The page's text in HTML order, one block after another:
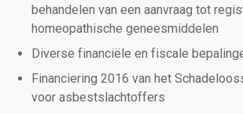
behandelen van een aanvraag tot
homeopathische geneesmiddelen
Diverse financiële en fiscale
Financiering 2016 van het
voor asbestslachtoffers